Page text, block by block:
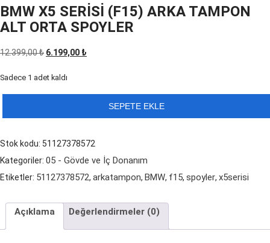
BMW X5 SERİSİ (F15) ARKA TAMPON
ALT ORTA SPOYLER
12.399,00₺ Orijinal
6.199,00 ₺
6.199,00 ₺.
Sadece 1 adet kaldı
X5
ALT
SEPETE EKLE
Stok kodu: 51127378572
Kategoriler: 05 - Gövde ve İç Donanım
Etiketler: 51127378572, arkatampon, BMW, f15, spoyler, x5serisi
Açıklama Değerlendirmeler (0)